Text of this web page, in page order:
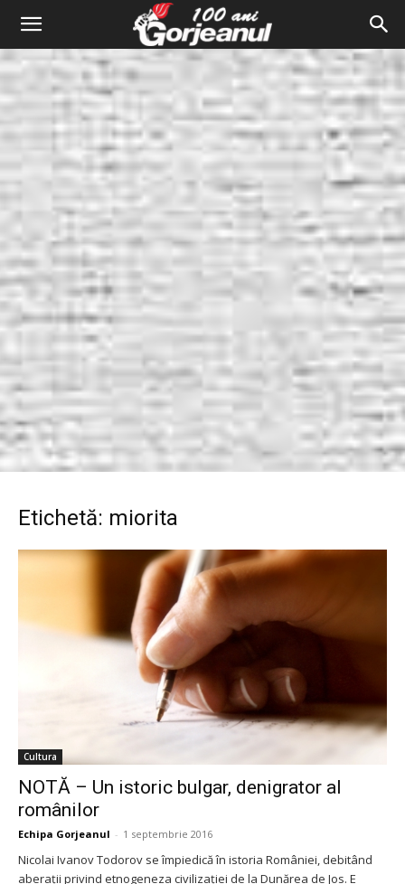
Etichetă: miorita
Cultura
NOTĂ – Un istoric bulgar, denigrator al
românilor
Echipa Gorjeanul - 1 septembrie 2016
Nicolai Ivanov Todorov se împiedică în istoria României, debitând
aberații privind etnogeneza civilizației de la Dunărea de Jos. E